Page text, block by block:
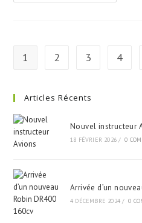
1 2 3 4
Articles Récents
Nouvel instructeur
18 FÉVRIER 2026 / 0
Arrivée d’un
4 DÉCEMBRE 2024 / 0